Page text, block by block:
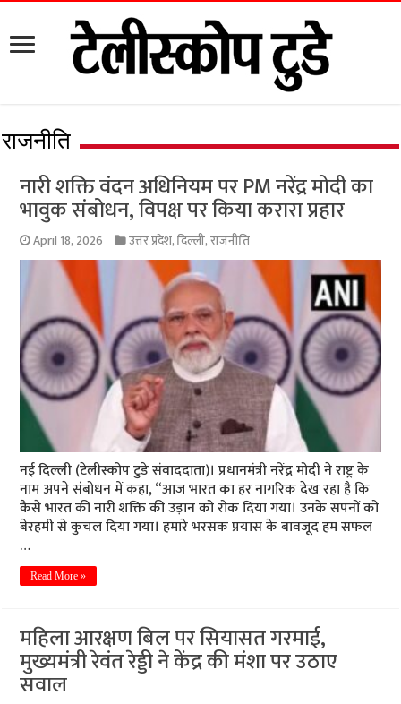
राजनीति
नारी शक्ति वंदन अधिनियम पर PM नरेंद्र मोदी का
भावुक संबोधन, विपक्ष पर किया करारा प्रहार
April 18, 2026 उत्तर प्रदेश,दिल्ली,राजनीति
नई दिल्ली (टेलीस्कोप टुडे संवाददाता)। प्रधानमंत्री नरेंद्र मोदी ने राष्ट्र के
नाम अपने संबोधन में कहा, “आज भारत का हर नागरिक देख रहा है कि
कैसे भारत की नारी शक्ति की उड़ान को रोक दिया गया। उनके सपनों को
बेरहमी से कुचल दिया गया। हमारे भरसक प्रयास के बावजूद हम सफल
…
Read More »
महिला आरक्षण बिल पर सियासत गरमाई,
मुख्यमंत्री रेवंत रेड्डी ने केंद्र की मंशा पर उठाए
सवाल